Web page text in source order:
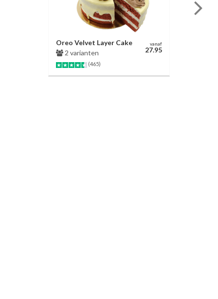
Oreo Velvet Layer Cake
2 varianten
(465)
vanaf
27.95